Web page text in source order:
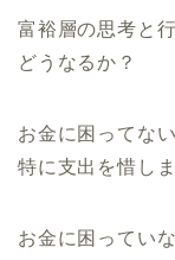
富裕層の思考と
どうなるか？
お金に困ってない
特に支出を惜し
お金に困ってい